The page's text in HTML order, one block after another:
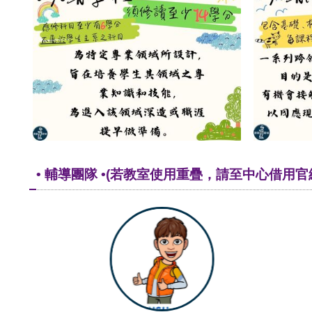
• 輔導團隊 •(若教室使用重疊，請至中心借用